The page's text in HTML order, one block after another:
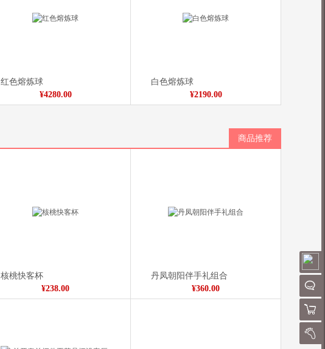
QQ
购物
我的
红色熔炼球
¥4280.00
白色熔炼球
¥2190.00
商品推荐
核桃快客杯
¥238.00
丹凤朝阳伴手礼组合
¥360.00